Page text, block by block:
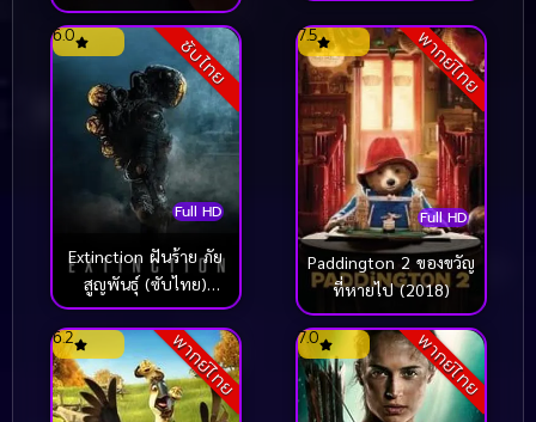
ซับไทย
Full HD
6.0
Extinction ฝันร้าย ภัย
สูญพันธุ์ (ซับไทย)
(2018)
พากย์ไทย
Full HD
7.5
Paddington 2 ของขวัญ
ที่หายไป (2018)
พากย์ไทย
6.2 พากย์ไทย
7.0